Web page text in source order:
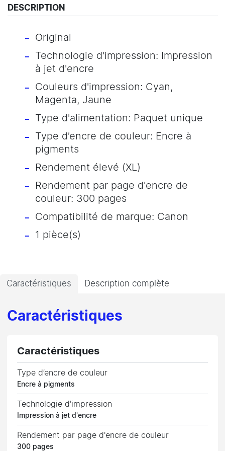
DESCRIPTION
Original
Technologie d'impression: Impression
à jet d'encre
Couleurs d'impression: Cyan,
Magenta, Jaune
Type d'alimentation: Paquet unique
Type d’encre de couleur: Encre à
pigments
Rendement élevé (XL)
Rendement par page d'encre de
couleur: 300 pages
Compatibilité de marque: Canon
1 pièce(s)
Caractéristiques Description complète
Caractéristiques
Caractéristiques
Type d’encre de couleur
Encre à pigments
Technologie d'impression
Impression à jet d'encre
Rendement par page d'encre de couleur
300 pages